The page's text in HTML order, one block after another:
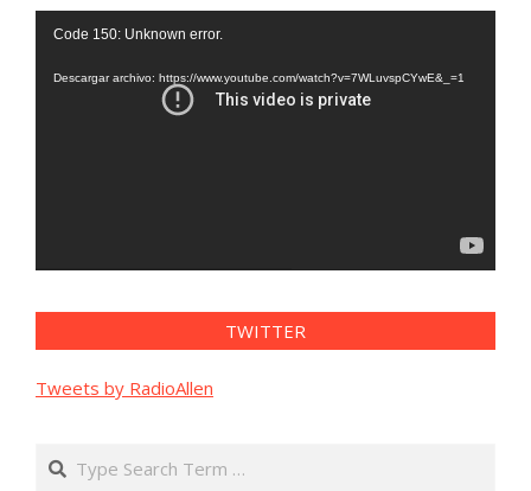
Reproductor
vídeo
Code 150: Unknown error.
Descargar archivo: https://www.youtube.com/watch?v=7WLuvspCYwE&_=1
TWITTER
Tweets by RadioAllen
Search